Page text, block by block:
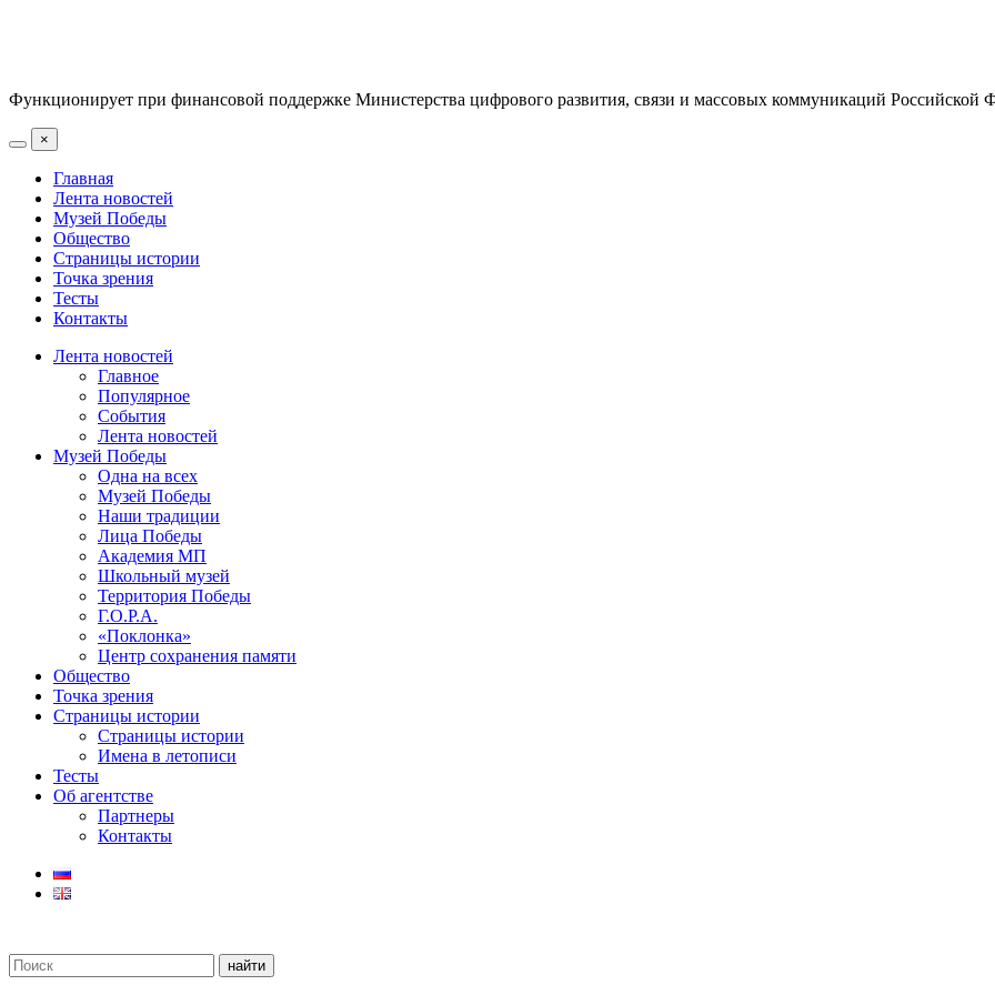
Функционирует при финансовой поддержке Министерства цифрового развития, связи и массовых коммуникаций Российской
×
Главная
Лента новостей
Музей Победы
Общество
Страницы истории
Точка зрения
Тесты
Контакты
Лента новостей
Главное
Популярное
События
Лента новостей
Музей Победы
Одна на всех
Музей Победы
Наши традиции
Лица Победы
Академия МП
Школьный музей
Территория Победы
Г.О.Р.А.
«Поклонка»
Центр сохранения памяти
Общество
Точка зрения
Страницы истории
Страницы истории
Имена в летописи
Тесты
Об агентстве
Партнеры
Контакты